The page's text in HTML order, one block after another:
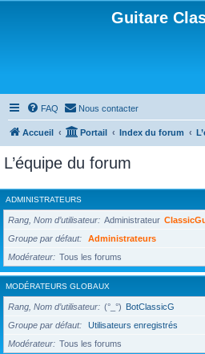
Guitare
FAQ Nous contacter
Accueil Portail Index du forum
L’équipe du forum
ADMINISTRATEURS
Rang, Nom d’utilisateur Administrateur
Groupe par défaut
Administrateurs
Modérateur
Tous les forums
MODÉRATEURS GLOBAUX
Rang, Nom d’utilisateur (°_°) BotClassicG
Groupe par défaut
Utilisateurs enregistrés
Modérateur
Tous les forums